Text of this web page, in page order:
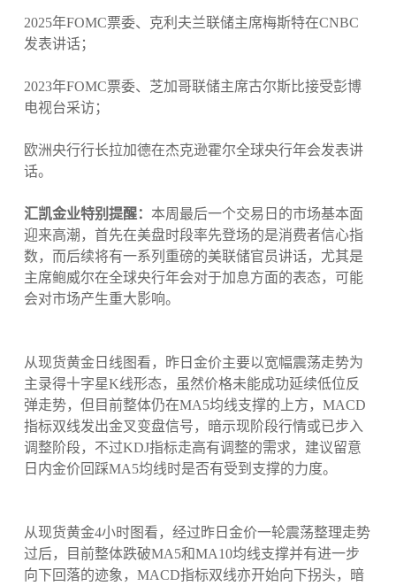
2025年FOMC票委、克利夫兰联储主席梅斯特在CNBC
发表讲话；
2023年FOMC票委、芝加哥联储主席古尔斯比接受彭博
电视台采访；
欧洲央行行长拉加德在杰克逊霍尔全球央行年会发表讲
话。
汇凯金业特别提醒： 本周最后一个交易日的市场基本面
迎来高潮，首先在美盘时段率先登场的是消费者信心指
数，而后续将有一系列重磅的美联储官员讲话，尤其是
主席鲍威尔在全球央行年会对于加息方面的表态，可能
会对市场产生重大影响。
从现货黄金日线图看，昨日金价主要以宽幅震荡走势为
主录得十字星K线形态，虽然价格未能成功延续低位反
弹走势，但目前整体仍在MA5均线支撑的上方，MACD
指标双线发出金叉变盘信号，暗示现阶段行情或已步入
调整阶段，不过KDJ指标走高有调整的需求，建议留意
日内金价回踩MA5均线时是否有受到支撑的力度。
从现货黄金4小时图看，经过昨日金价一轮震荡整理走势
过后，目前整体跌破MA5和MA10均线支撑并有进一步
向下回落的迹象，MACD指标双线亦开始向下拐头，暗